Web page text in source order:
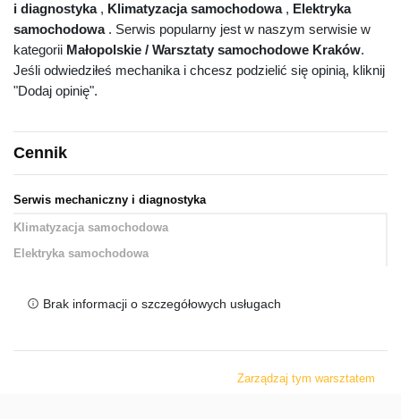
i diagnostyka, Klimatyzacja samochodowa, Elektryka
samochodowa. Serwis popularny jest w naszym serwisie w
kategorii Małopolskie / Warsztaty samochodowe Kraków.
Jeśli odwiedziłeś mechanika i chcesz podzielić się opinią, kliknij
"Dodaj opinię".
Cennik
Serwis mechaniczny i diagnostyka
Klimatyzacja samochodowa
Elektryka samochodowa
Brak informacji o szczegółowych usługach
Zarządzaj tym warsztatem